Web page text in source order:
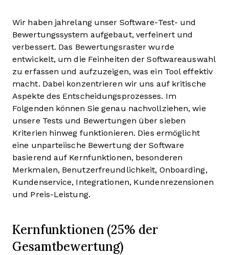
Wir haben jahrelang unser Software-Test- und
Bewertungssystem aufgebaut, verfeinert und
verbessert. Das Bewertungsraster wurde
entwickelt, um die Feinheiten der Softwareauswahl
zu erfassen und aufzuzeigen, was ein Tool effektiv
macht. Dabei konzentrieren wir uns auf kritische
Aspekte des Entscheidungsprozesses. Im
Folgenden können Sie genau nachvollziehen, wie
unsere Tests und Bewertungen über sieben
Kriterien hinweg funktionieren. Dies ermöglicht
eine unparteiische Bewertung der Software
basierend auf Kernfunktionen, besonderen
Merkmalen, Benutzerfreundlichkeit, Onboarding,
Kundenservice, Integrationen, Kundenrezensionen
und Preis-Leistung.
Kernfunktionen (25% der
Gesamtbewertung)